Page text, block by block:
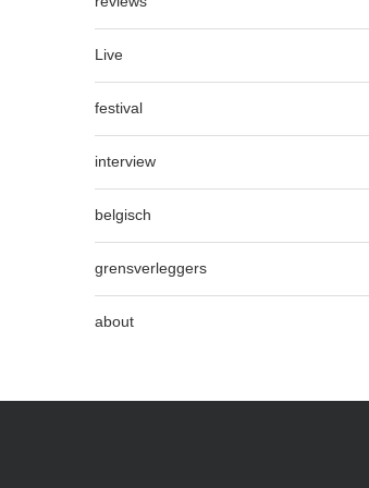
Live
festival
interview
belgisch
grensverleggers
about